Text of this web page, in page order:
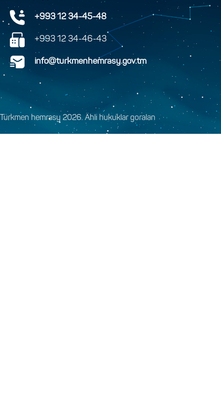
+993 12 34-45-48
+993 12 34-46-43
info@turkmenhemrasy.gov.tm
Türkmen hemrasy 2026. Ähli hukuklar goralan